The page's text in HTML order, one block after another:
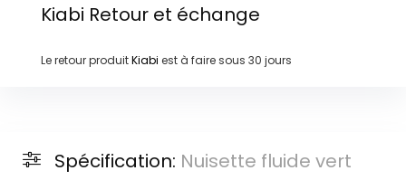
Kiabi Retour et échange
Le retour produitKiabi est à faire sous 30 jours
Spécification: Nuisette fluide vert